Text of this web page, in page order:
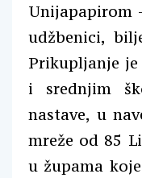
Unijapapirom
udžbenici,
Prikupljanje
i srednjim
nastave, u
mreže od 85
u župama